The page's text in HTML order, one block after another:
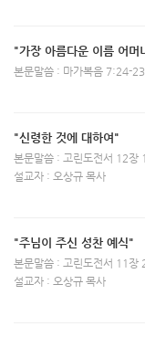
"가장 아름다운 이름 어머
본문말씀 : 마가복음 7:24-
"신령한 것에 대하여"
본문말씀 : 고린도전서 12장
설교자 : 오상규 목사
"주님이 주신 성찬 예식"
본문말씀 : 고린도전서 11장
설교자 : 오상규 목사